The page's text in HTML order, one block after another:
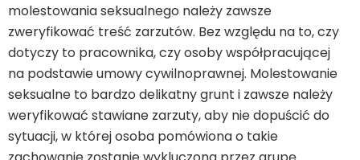
molestowania seksualnego należy zawsze
zweryfikować treść zarzutów. Bez względu na to, czy
dotyczy to pracownika, czy osoby współpracującej
na podstawie umowy cywilnoprawnej. Molestowanie
seksualne to bardzo delikatny grunt i zawsze należy
weryfikować stawiane zarzuty, aby nie dopuścić do
sytuacji, w której osoba pomówiona o takie